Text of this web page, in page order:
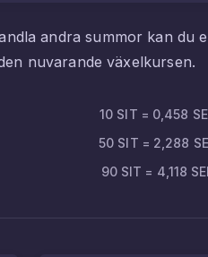
andra summor kan du
nuvarande växelkursen.
10 SIT = 0,458
50 SIT = 2,288
90 SIT = 4,118